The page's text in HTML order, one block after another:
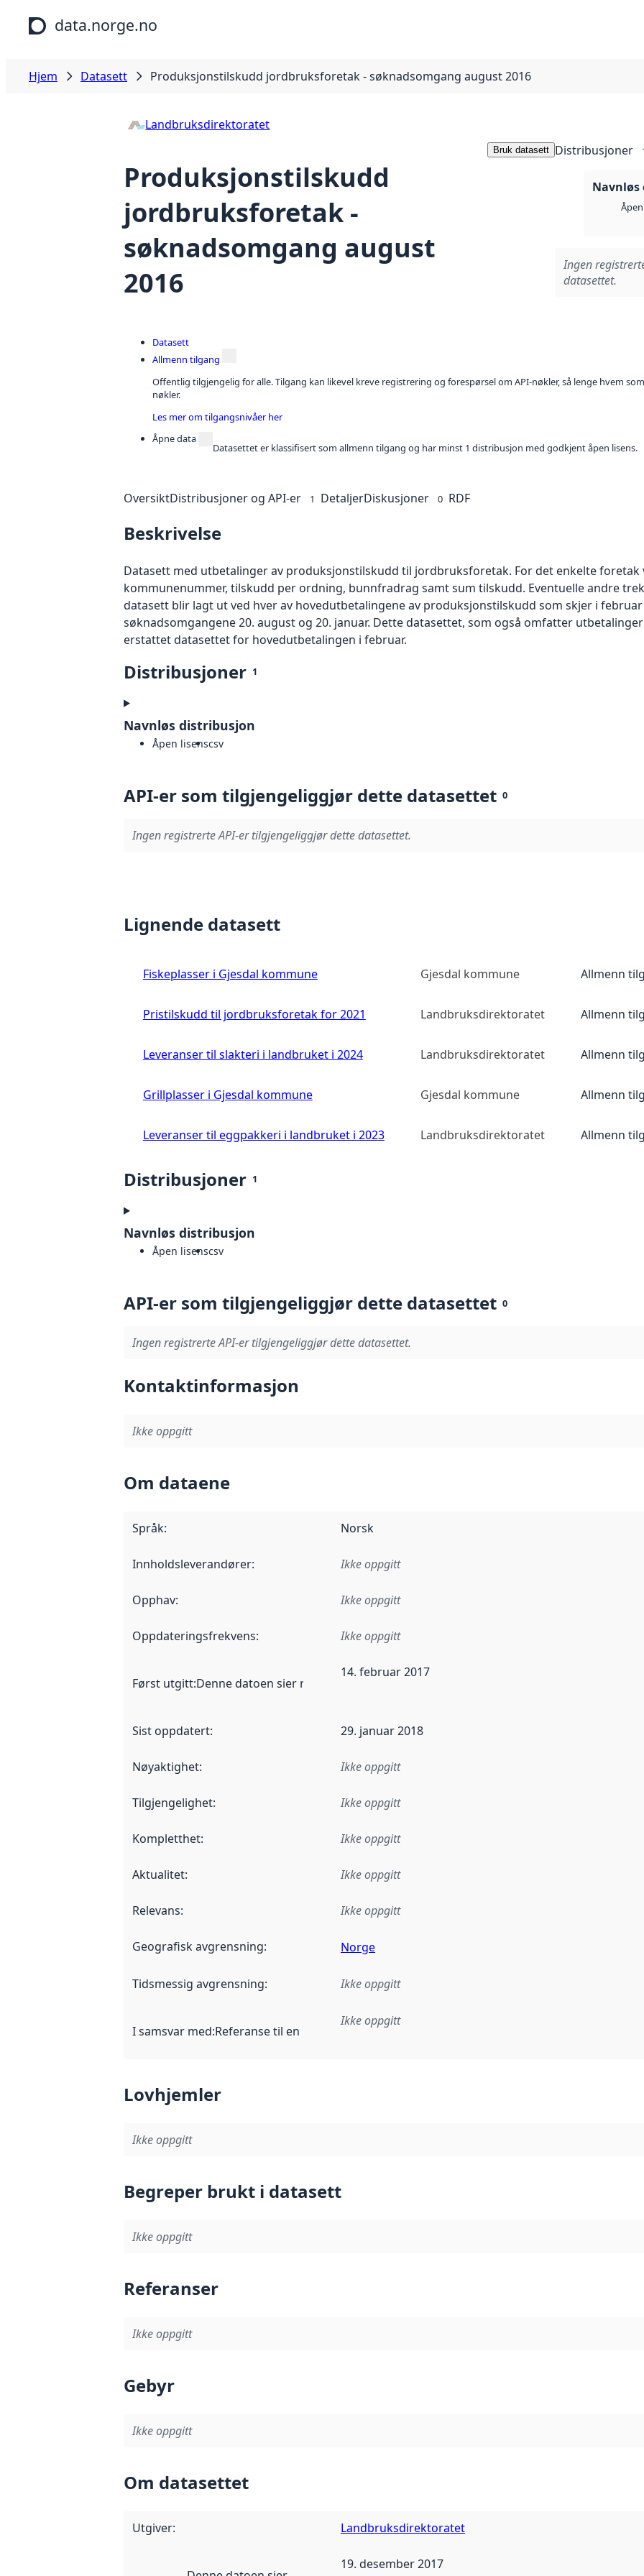
Hopp til hovedinnhold
data.norge.no
Hjem Datasett Produksjonstilskudd jordbruksforetak - søknadsomgang august 2016
Landbruksdirektoratet
Produksjonstilskudd
jordbruksforetak -
søknadsomgang august
2016
Bruk datasett Distribusjoner
Ingen
datasettet.
Datasett
Allmenn tilgang
Offentlig tilgjengelig for alle. Tilgang kan likevel kreve registrering og forespørsel om API-nøkler, så lenge hvem
nøkler.
Les mer om tilgangsnivåer her
Åpne data
Datasettet er klassifisert som allmenn tilgang og har minst 1 distribusjon med godkjent åpen lisens.
OversiktDistribusjoner og API-er 1 DetaljerDiskusjoner 0 RDF
Beskrivelse
Datasett med utbetalinger av produksjonstilskudd til jordbruksforetak. For det enkelte foretak
kommunenummer, tilskudd per ordning, bunnfradrag samt sum tilskudd. Eventuelle andre
datasett blir lagt ut ved hver av hovedutbetalingene av produksjonstilskudd som skjer i
søknadsomgangene 20. august og 20. januar. Dette datasettet, som også omfatter
erstattet datasettet for hovedutbetalingen i februar.
Distribusjoner 1
Navnløs distribusjon
Åpen lisenscsv
API-er som tilgjengeliggjør dette datasettet 0
Ingen registrerte API-er tilgjengeliggjør dette datasettet.
Lignende datasett
Fiskeplasser i Gjesdal kommune Gjesdal kommune Allmenn
Pristilskudd til jordbruksforetak for 2021 Landbruksdirektoratet Allmenn
Leveranser til slakteri i landbruket i 2024 Landbruksdirektoratet Allmenn
Grillplasser i Gjesdal kommune Gjesdal kommune Allmenn
Leveranser til eggpakkeri i landbruket i 2023 Landbruksdirektoratet Allmenn
Distribusjoner 1
Navnløs distribusjon
Åpen lisenscsv
API-er som tilgjengeliggjør dette datasettet 0
Ingen registrerte API-er tilgjengeliggjør dette datasettet.
Kontaktinformasjon
Ikke oppgitt
Om dataene
Språk: Norsk
Innholdsleverandører: Ikke oppgitt
Opphav: Ikke oppgitt
Oppdateringsfrekvens: Ikke oppgitt
Først utgitt:Denne datoen sier når dataene i dette datasettet første gang ble utgitt. Det kan
14. februar 2017
Sist oppdatert: 29. januar 2018
Nøyaktighet: Ikke oppgitt
Tilgjengelighet: Ikke oppgitt
Kompletthet: Ikke oppgitt
Aktualitet: Ikke oppgitt
Relevans: Ikke oppgitt
Geografisk avgrensning: Norge
Tidsmessig avgrensning: Ikke oppgitt
I samsvar med:Referanse til en implementasjonsregel eller annen spesifikasjon, som ligger
Ikke oppgitt
Lovhjemler
Ikke oppgitt
Begreper brukt i datasett
Ikke oppgitt
Referanser
Ikke oppgitt
Gebyr
Ikke oppgitt
Om datasettet
Utgiver: Landbruksdirektoratet
19. desember 2017